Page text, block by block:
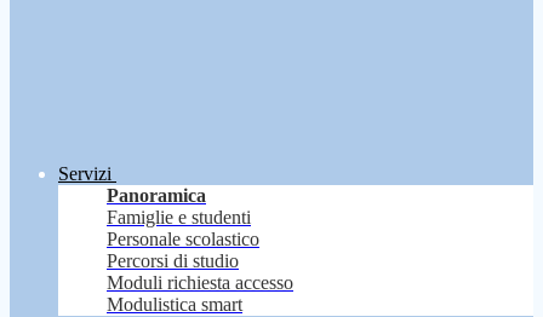
Servizi
Panoramica
Famiglie e studenti
Personale scolastico
Percorsi di studio
Moduli richiesta accesso
Modulistica smart